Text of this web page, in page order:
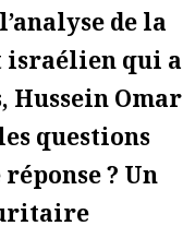
de la
israélien qui a
Hussein Omar
questions
? Un